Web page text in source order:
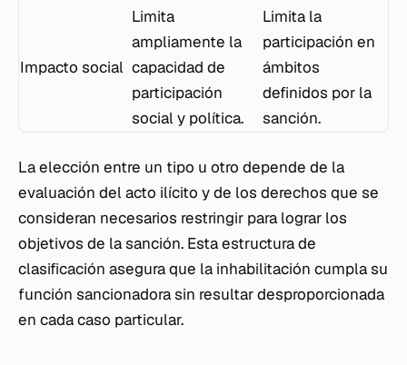
Impacto social
Limita
ampliamente la
capacidad de
participación
social y política.
Limita la
participación en
ámbitos
definidos por la
sanción.
La elección entre un tipo u otro depende de la
evaluación del acto ilícito y de los derechos que se
consideran necesarios restringir para lograr los
objetivos de la sanción. Esta estructura de
clasificación asegura que la inhabilitación cumpla su
función sancionadora sin resultar desproporcionada
en cada caso particular.